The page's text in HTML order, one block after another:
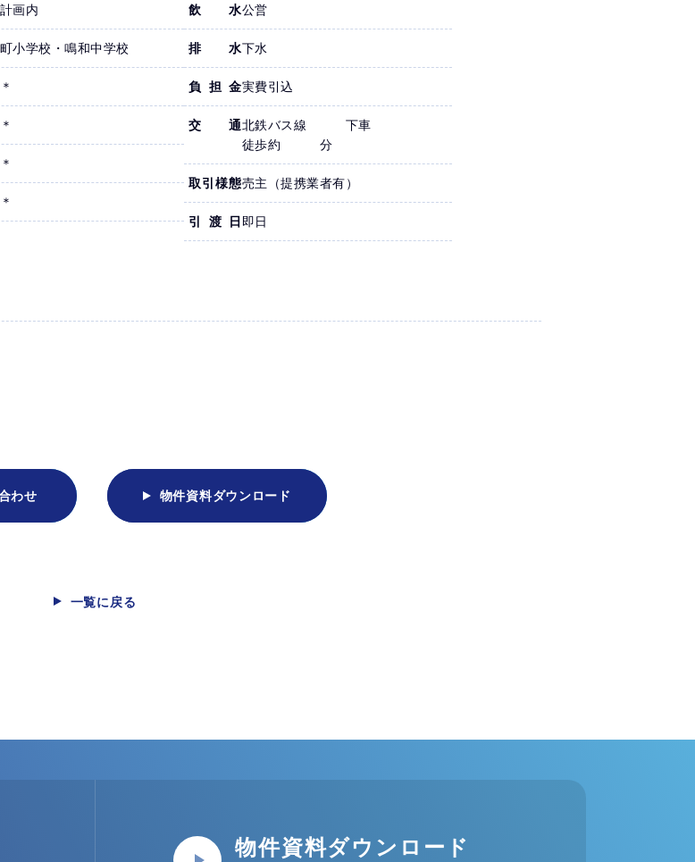
画内
小学校・鳴和中学校
飲水公営
排水下水
負担金実費引込
交通北鉄バス線 下車
徒歩約 分
取引様態売主（提携業者有）
引渡日即日
わせ 物件資料ダウンロード
一覧に戻る
物件資料ダウンロード